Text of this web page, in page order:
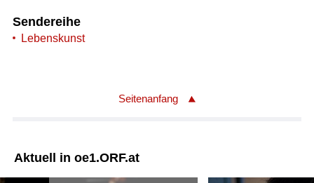
Sendereihe
Lebenskunst
Seitenanfang
Aktuell in oe1.ORF.at